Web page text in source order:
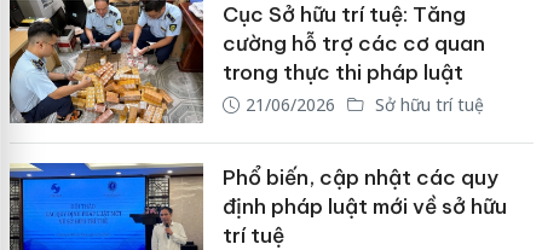
Cục Sở hữu trí tuệ: Tăng
cường hỗ trợ các cơ quan
trong thực thi pháp luật
21/06/2026 Sở hữu trí tuệ
Phổ biến, cập nhật các quy
định pháp luật mới về sở hữu
trí tuệ